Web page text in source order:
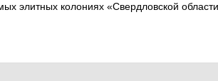
элитных колониях «Свердловской